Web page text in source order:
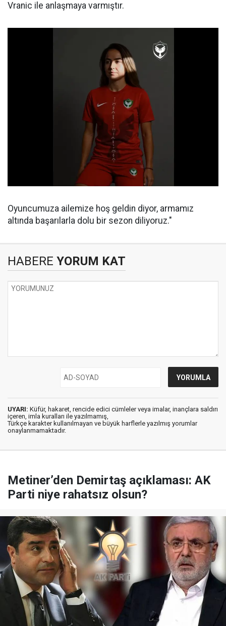
Vranic ile anlaşmaya varmıştır.
Oyuncumuza ailemize hoş geldin diyor, armamız
altında başarılarla dolu bir sezon diliyoruz."
HABERE YORUM KAT
UYARI: Küfür, hakaret, rencide edici cümleler veya imalar, inançlara saldırı
içeren, imla kuralları ile yazılmamış,
Türkçe karakter kullanılmayan ve büyük harflerle yazılmış yorumlar
onaylanmamaktadır.
Metiner’den Demirtaş açıklaması: AK
Parti niye rahatsız olsun?